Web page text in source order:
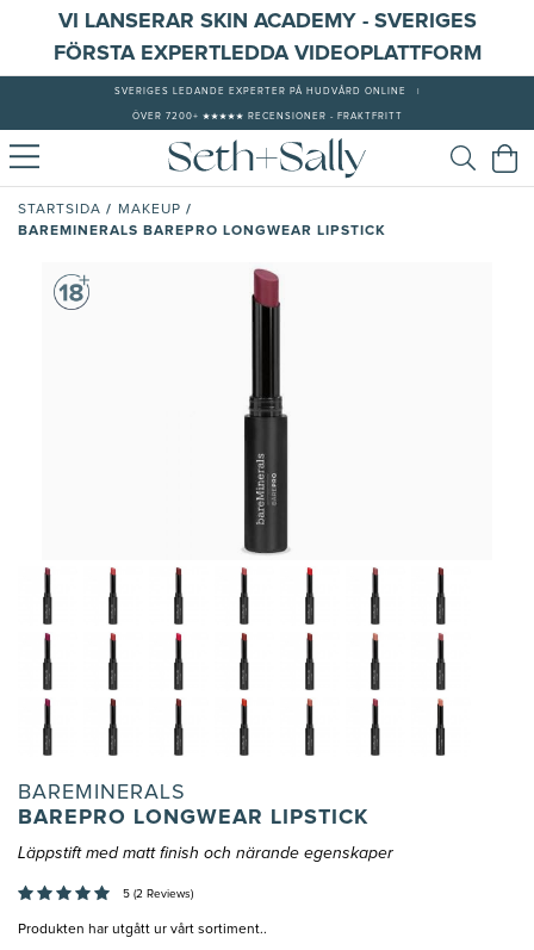
VI LANSERAR SKIN ACADEMY - SVERIGES
FÖRSTA EXPERTLEDDA VIDEOPLATTFORM
SVERIGES LEDANDE EXPERTER PÅ HUDVÅRD ONLINE
ÖVER 7200+ ★★★★★ RECENSIONER - FRAKTFRITT
STARTSIDA / MAKEUP /
BAREMINERALS BAREPRO LONGWEAR LIPSTICK
BAREMINERALS
BAREPRO LONGWEAR LIPSTICK
Läppstift med matt finish och närande egenskaper
5 (2 Reviews)
Produkten har utgått ur vårt sortiment..